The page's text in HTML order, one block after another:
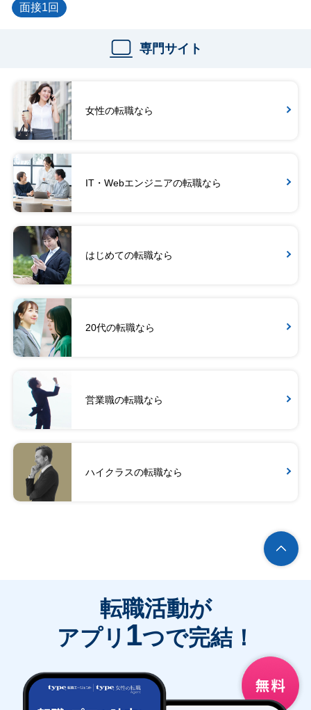
面接1回
専門サイト
女性の転職なら
IT・Webエンジニアの転職なら
はじめての転職なら
20代の転職なら
営業職の転職なら
ハイクラスの転職なら
転職活動が
アプリ 1つで完結！